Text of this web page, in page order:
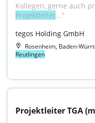
Kollegen, gerne auch
Projektleiter..."
tegos Holding GmbH
Rosenheim, Baden-
Reutlingen
Projektleiter TGA